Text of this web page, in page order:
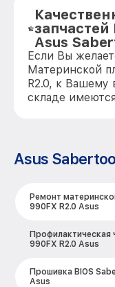
Asus
Если Вы
Материнской
R2.0, к Вашему
складе
Asus
Ремонт
990FX R2.0 Asus
990FX R2.0 Asus
Прошивка BIOS
Asus